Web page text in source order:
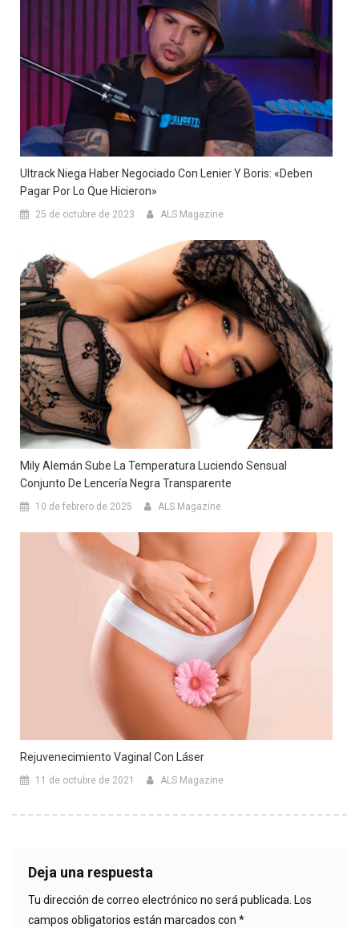
Ultrack Niega Haber Negociado Con Lenier Y Boris: «Deben
Pagar Por Lo Que Hicieron»
25 de octubre de 2023 ALS Magazine
Mily Alemán Sube La Temperatura Luciendo Sensual
Conjunto De Lencería Negra Transparente
10 de febrero de 2025 ALS Magazine
Rejuvenecimiento Vaginal Con Láser
11 de octubre de 2021 ALS Magazine
Deja una respuesta
Tu dirección de correo electrónico no será publicada. Los
campos obligatorios están marcados con *